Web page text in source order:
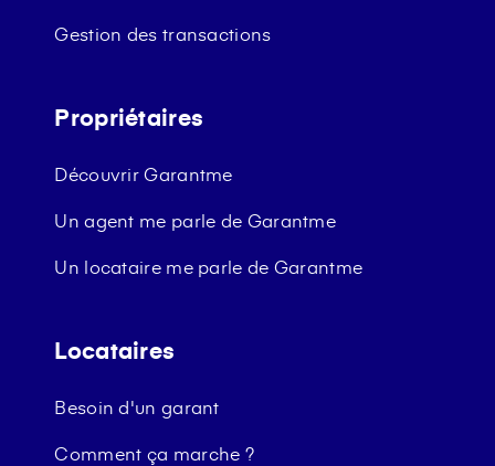
Gestion des transactions
Propriétaires
Découvrir Garantme
Un agent me parle de Garantme
Un locataire me parle de Garantme
Locataires
Besoin d'un garant
Comment ça marche ?